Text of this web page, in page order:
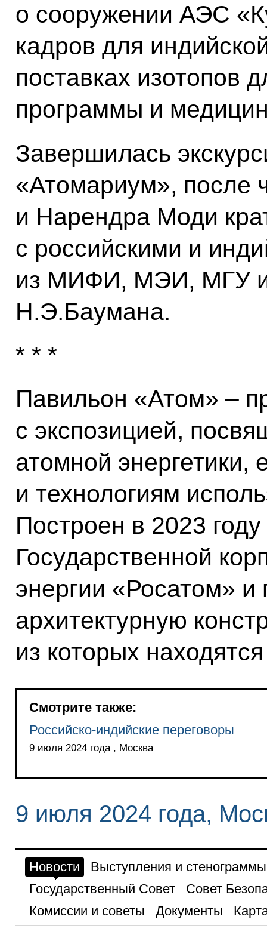
о сооружении АЭС
кадров для
поставках изотопов
программы и
Завершилась
«Атомариум», после
и Нарендра Моди
с российскими и
из МИФИ, МЭИ, МГУ
Н.Э.Баумана.
* * *
Павильон «Атом» –
с экспозицией,
атомной
и технологиям
Построен в 2023
Государственной
энергии «Росатом» и
архитектурную
из которых
Смотрите также:
Российско-индийские переговоры
9 июля 2024 года , Москва
9 июля 2024 года,
Новости
Выступления и стенограммы
Государственный Совет
Совет
Комиссии и советы
Документы